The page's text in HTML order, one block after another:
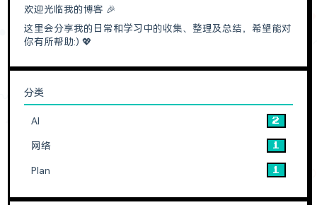
欢迎光临我的博客 🎉
这里会分享我的日常和学习中的收集、整理及总结，希望能对
你有所帮助:) 💖
分类
AI 2
网络 1
Plan 1